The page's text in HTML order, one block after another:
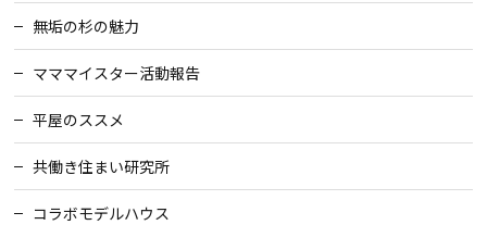
無垢の杉の魅力
マママイスター活動報告
平屋のススメ
共働き住まい研究所
コラボモデルハウス